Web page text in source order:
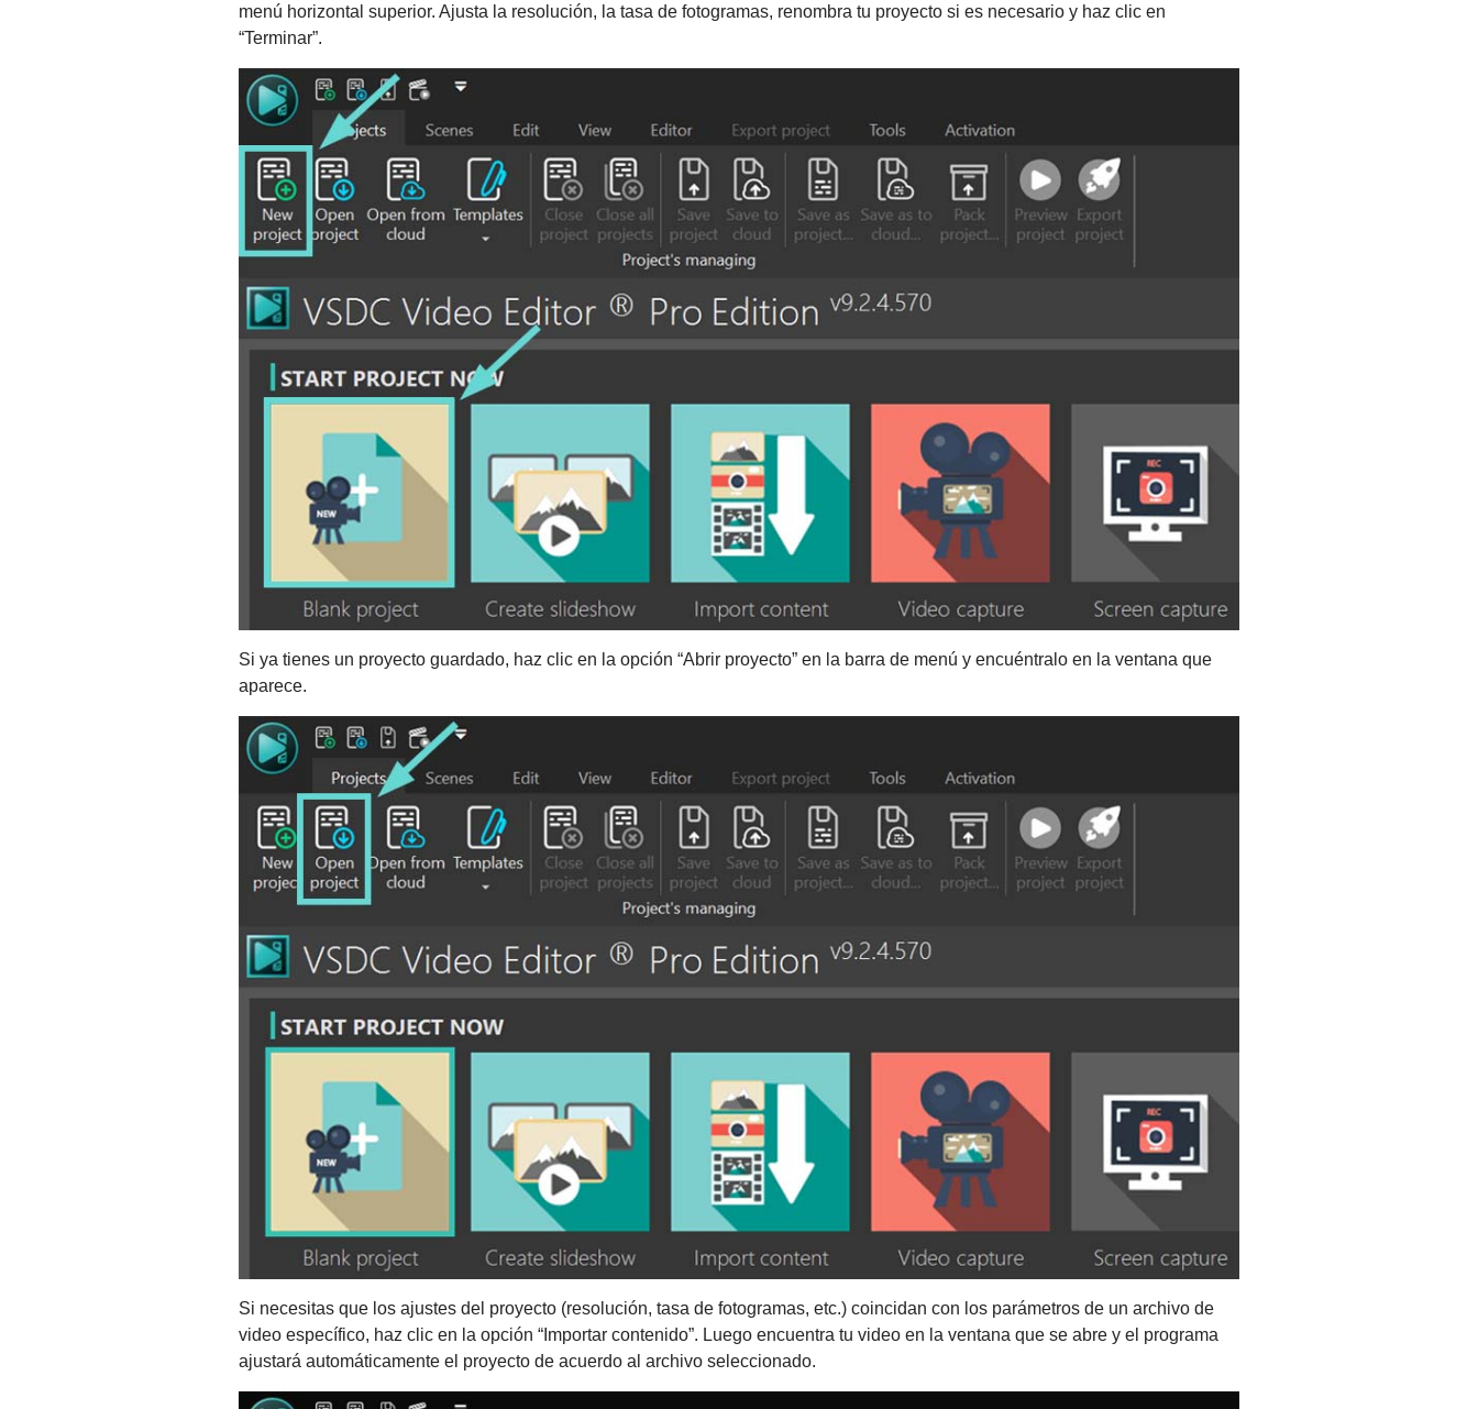
menú horizontal superior. Ajusta la resolución, la tasa de fotogramas, renombra tu proyecto si es necesario y haz clic en
“Terminar”.
Si ya tienes un proyecto guardado, haz clic en la opción “Abrir proyecto” en la barra de menú y encuéntralo en la ventana que
aparece.
Si necesitas que los ajustes del proyecto (resolución, tasa de fotogramas, etc.) coincidan con los parámetros de un archivo de
video específico, haz clic en la opción “Importar contenido”. Luego encuentra tu video en la ventana que se abre y el programa
ajustará automáticamente el proyecto de acuerdo al archivo seleccionado.